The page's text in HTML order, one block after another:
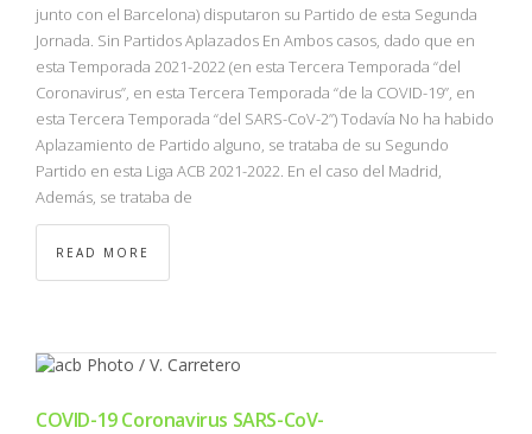
junto con el Barcelona) disputaron su Partido de esta Segunda
Jornada. Sin Partidos Aplazados En Ambos casos, dado que en
esta Temporada 2021-2022 (en esta Tercera Temporada “del
Coronavirus”, en esta Tercera Temporada “de la COVID-19”, en
esta Tercera Temporada “del SARS-CoV-2”) Todavía No ha habido
Aplazamiento de Partido alguno, se trataba de su Segundo
Partido en esta Liga ACB 2021-2022. En el caso del Madrid,
Además, se trataba de
READ MORE
COVID-19 Coronavirus SARS-CoV-